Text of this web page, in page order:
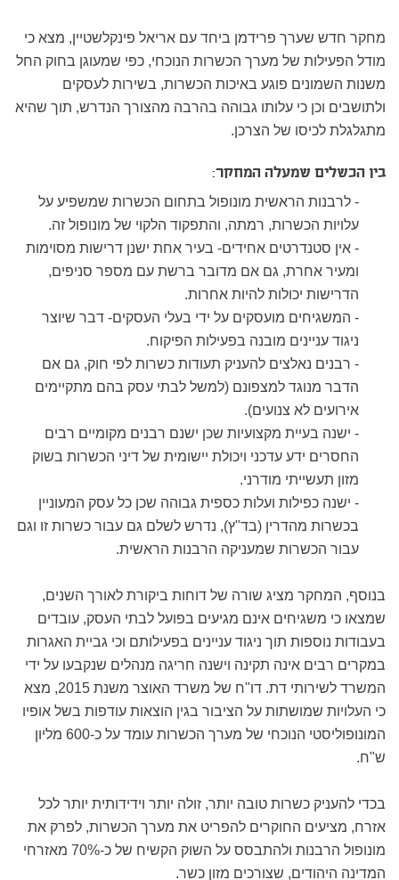
מחקר חדש שערך פרידמן ביחד עם אריאל פינקלשטיין, מצא כי
מודל הפעילות של מערך הכשרות הנוכחי, כפי שמעוגן בחוק החל
משנות השמונים פוגע באיכות הכשרות, בשירות לעסקים
ולתושבים וכן כי עלותו גבוהה בהרבה מהצורך הנדרש, תוך שהיא
מתגלגלת לכיסו של הצרכן.
בין הכשלים שמעלה המחקר:
- לרבנות הראשית מונופול בתחום הכשרות שמשפיע על
עלויות הכשרות, רמתה, והתפקוד הלקוי של מונופול זה.
- אין סטנדרטים אחידים- בעיר אחת ישנן דרישות מסוימות
ומעיר אחרת, גם אם מדובר ברשת עם מספר סניפים,
הדרישות יכולות להיות אחרות.
- המשגיחים מועסקים על ידי בעלי העסקים- דבר שיוצר
ניגוד עניינים מובנה בפעילות הפיקוח.
- רבנים נאלצים להעניק תעודות כשרות לפי חוק, גם אם
הדבר מנוגד למצפונם (למשל לבתי עסק בהם מתקיימים
אירועים לא צנועים).
- ישנה בעיית מקצועיות שכן ישנם רבנים מקומיים רבים
החסרים ידע עדכני ויכולת יישומית של דיני הכשרות בשוק
מזון תעשייתי מודרני.
- ישנה כפילות ועלות כספית גבוהה שכן כל עסק המעוניין
בכשרות מהדרין (בד"ץ), נדרש לשלם גם עבור כשרות זו וגם
עבור הכשרות שמעניקה הרבנות הראשית.
בנוסף, המחקר מציג שורה של דוחות ביקורת לאורך השנים,
שמצאו כי משגיחים אינם מגיעים בפועל לבתי העסק, עובדים
בעבודות נוספות תוך ניגוד עניינים בפעילותם וכי גביית האגרות
במקרים רבים אינה תקינה וישנה חריגה מנהלים שנקבעו על ידי
המשרד לשירותי דת. דו"ח של משרד האוצר משנת 2015, מצא
כי העלויות שמושתות על הציבור בגין הוצאות עודפות בשל אופיו
המונופוליסטי הנוכחי של מערך הכשרות עומד על כ-600 מליון
ש"ח.
בכדי להעניק כשרות טובה יותר, זולה יותר וידידותית יותר לכל
אזרח, מציעים החוקרים להפריט את מערך הכשרות, לפרק את
מונופול הרבנות ולהתבסס על השוק הקשיח של כ-70% מאזרחי
המדינה היהודים, שצורכים מזון כשר.